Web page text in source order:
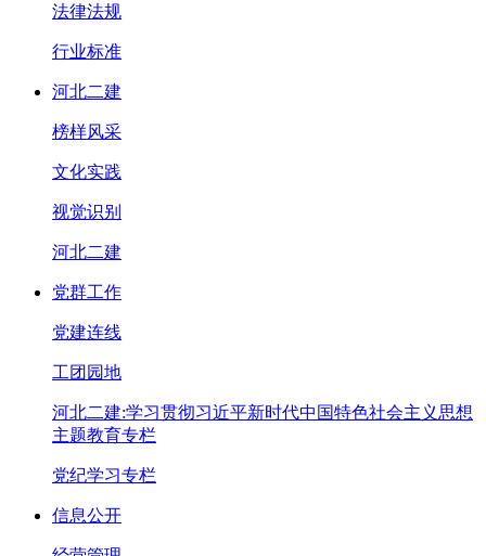
法律法规
行业标准
河北二建
榜样风采
文化实践
视觉识别
河北二建
党群工作
党建连线
工团园地
河北二建:学习贯彻习近平新时代中国特色社会主义思想
主题教育专栏
党纪学习专栏
信息公开